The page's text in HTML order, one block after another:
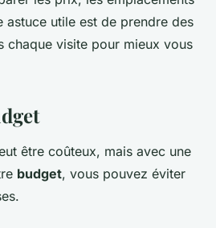
astuce utile est de prendre des
chaque visite pour mieux vous
être coûteux, mais avec une
budget, vous pouvez éviter